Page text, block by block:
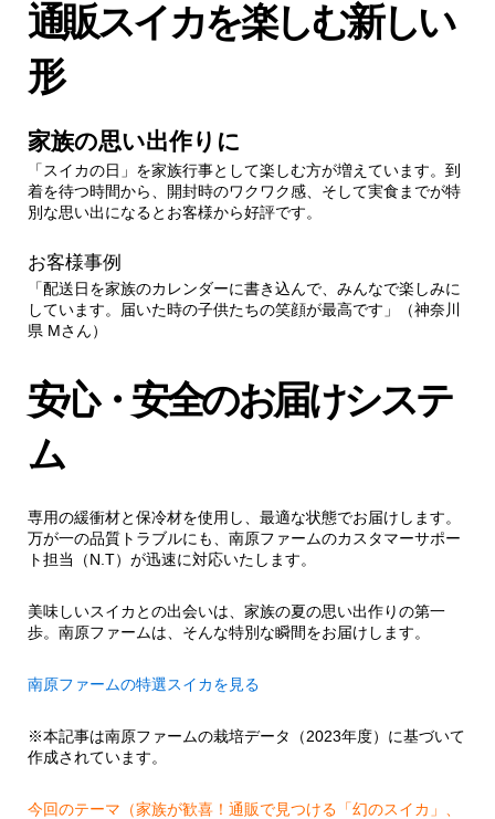
通販スイカを楽しむ新しい
形
家族の思い出作りに
「スイカの日」を家族行事として楽しむ方が増えています。到
着を待つ時間から、開封時のワクワク感、そして実食までが特
別な思い出になるとお客様から好評です。
お客様事例
「配送日を家族のカレンダーに書き込んで、みんなで楽しみに
しています。届いた時の子供たちの笑顔が最高です」（神奈川
県 Mさん）
安心・安全のお届けシステ
ム
専用の緩衝材と保冷材を使用し、最適な状態でお届けします。
万が一の品質トラブルにも、南原ファームのカスタマーサポー
ト担当（N.T）が迅速に対応いたします。
美味しいスイカとの出会いは、家族の夏の思い出作りの第一
歩。南原ファームは、そんな特別な瞬間をお届けします。
南原ファームの特選スイカを見る
※本記事は南原ファームの栽培データ（2023年度）に基づいて
作成されています。
今回のテーマ（家族が歓喜！通販で見つける「幻のスイカ」、